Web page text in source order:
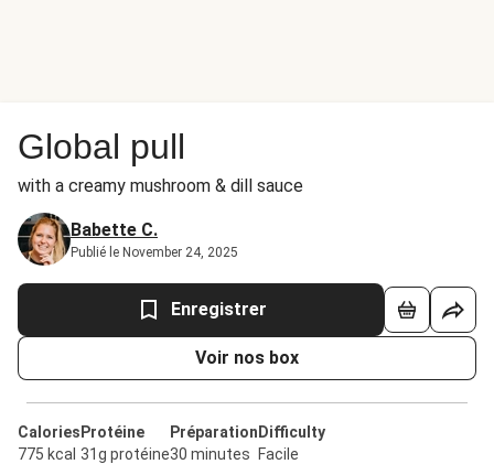
Global pull
with a creamy mushroom & dill sauce
Babette C.
Publié le November 24, 2025
Enregistrer
Voir nos box
Calories
775 kcal
Protéine
31g protéine
Préparation
30 minutes
Difficulty
Facile